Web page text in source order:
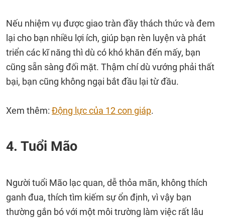
Nếu nhiệm vụ được giao tràn đầy thách thức và đem
lại cho bạn nhiều lợi ích, giúp bạn rèn luyện và phát
triển các kĩ năng thì dù có khó khăn đến mấy, bạn
cũng sẵn sàng đối mặt. Thậm chí dù vướng phải thất
bại, bạn cũng không ngại bắt đầu lại từ đầu.
Xem thêm: Động lực của 12 con giáp.
4. Tuổi Mão
Người tuổi Mão lạc quan, dễ thỏa mãn, không thích
ganh đua, thích tìm kiếm sự ổn định, vì vậy bạn
thường gắn bó với một môi trường làm việc rất lâu